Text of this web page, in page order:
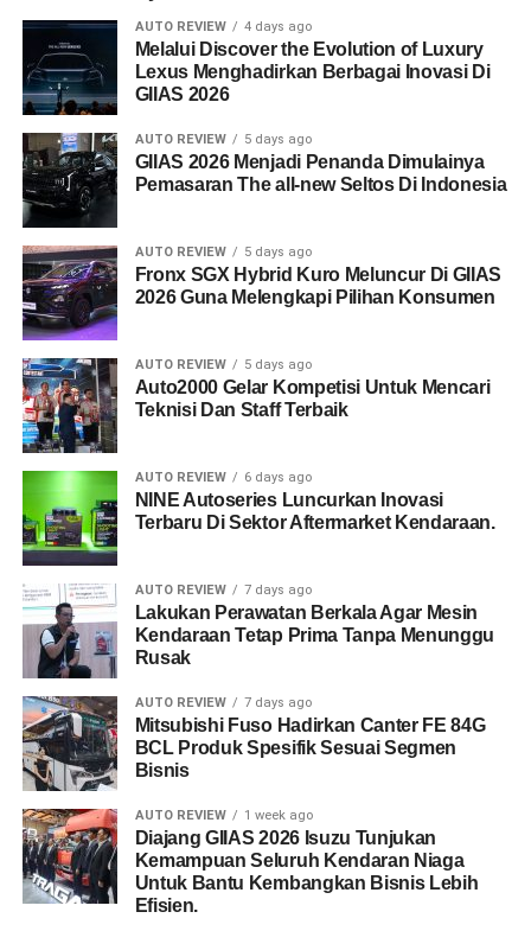
AUTO REVIEW 4 days ago
Melalui Discover the Evolution of Luxury
Lexus Menghadirkan Berbagai Inovasi Di
GIIAS 2026
AUTO REVIEW 5 days ago
GIIAS 2026 Menjadi Penanda Dimulainya
Pemasaran The all-new Seltos Di Indonesia
AUTO REVIEW 5 days ago
Fronx SGX Hybrid Kuro Meluncur Di GIIAS
2026 Guna Melengkapi Pilihan Konsumen
AUTO REVIEW 5 days ago
Auto2000 Gelar Kompetisi Untuk Mencari
Teknisi Dan Staff Terbaik
AUTO REVIEW 6 days ago
NINE Autoseries Luncurkan Inovasi
Terbaru Di Sektor Aftermarket Kendaraan.
AUTO REVIEW 7 days ago
Lakukan Perawatan Berkala Agar Mesin
Kendaraan Tetap Prima Tanpa Menunggu
Rusak
AUTO REVIEW 7 days ago
Mitsubishi Fuso Hadirkan Canter FE 84G
BCL Produk Spesifik Sesuai Segmen
Bisnis
AUTO REVIEW 1 week ago
Diajang GIIAS 2026 Isuzu Tunjukan
Kemampuan Seluruh Kendaran Niaga
Untuk Bantu Kembangkan Bisnis Lebih
Efisien.